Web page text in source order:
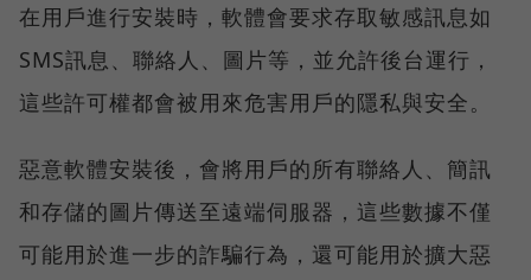
在用戶進行安裝時，軟體會要求存取敏感訊息如
SMS訊息、聯絡人、圖片等，並允許後台運行，
這些許可權都會被用來危害用戶的隱私與安全。
惡意軟體安裝後，會將用戶的所有聯絡人、簡訊
和存儲的圖片傳送至遠端伺服器，這些數據不僅
可能用於進一步的詐騙行為，還可能用於擴大惡